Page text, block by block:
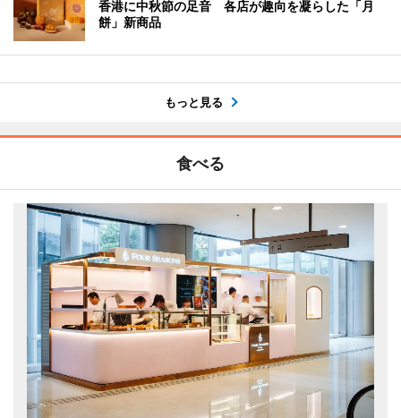
香港に中秋節の足音 各店が趣向を凝らした「月
餅」新商品
もっと見る
食べる